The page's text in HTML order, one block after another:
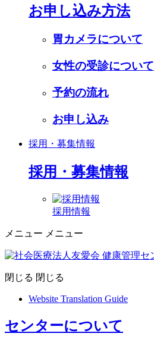
お申し込み方法
胃カメラについて
女性の受診について
予約の流れ
お申し込み
採用・募集情報
採用・募集情報
採用情報
メニュー メニュー
閉じる 閉じる
Website Translation Guide
センターについて